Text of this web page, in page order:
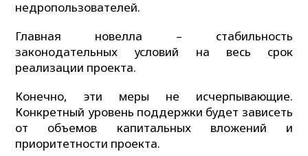
недропользователей.
Главная новелла – стабильность
законодательных условий на весь срок
реализации проекта.
Конечно, эти меры не исчерпывающие.
Конкретный уровень поддержки будет зависеть
от объемов капитальных вложений и
приоритетности проекта.